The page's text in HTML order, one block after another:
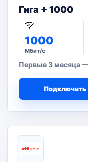
Гига + 1000
1000
Мбит/с
Первые 3 месяца
Подключить